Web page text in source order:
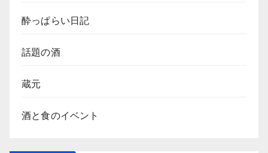
酔っぱらい日記
話題の酒
蔵元
酒と食のイベント